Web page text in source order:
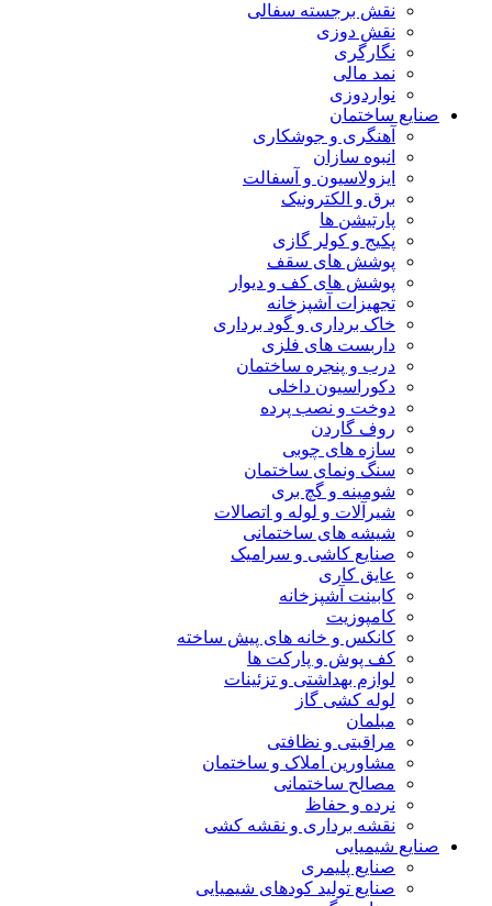
نقش برجسته سفالی
نقش دوزی
نگارگری
نمد مالی
نواردوزی
صنایع ساختمان
آهنگری و جوشکاری
انبوه سازان
ایزولاسیون و آسفالت
برق و الکترونیک
پارتیشن ها
پکیج و کولر گازی
پوشش های سقف
پوشش های کف و دیوار
تجهیزات آشپزخانه
خاک برداری و گود برداری
داربست های فلزی
درب و پنجره ساختمان
دکوراسیون داخلی
دوخت و نصب پرده
روف گاردن
سازه های چوبی
سنگ ونمای ساختمان
شومینه و گچ بری
شیرآلات و لوله و اتصالات
شیشه های ساختمانی
صنایع کاشی و سرامیک
عایق کاری
کابینت آشپزخانه
کامپوزیت
کانکس و خانه های پیش ساخته
کف پوش و پارکت ها
لوازم بهداشتی و تزئینات
لوله کشی گاز
مبلمان
مراقبتی و نظافتی
مشاورین املاک و ساختمان
مصالح ساختمانی
نرده و حفاظ
نقشه برداری و نقشه کشی
صنایع شیمیایی
صنایع پلیمری
صنایع تولید کودهای شیمیایی